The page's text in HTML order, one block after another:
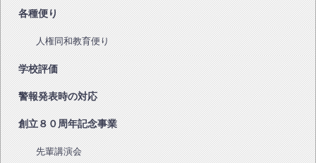
各種便り
人権同和教育便り
学校評価
警報発表時の対応
創立８０周年記念事業
先輩講演会